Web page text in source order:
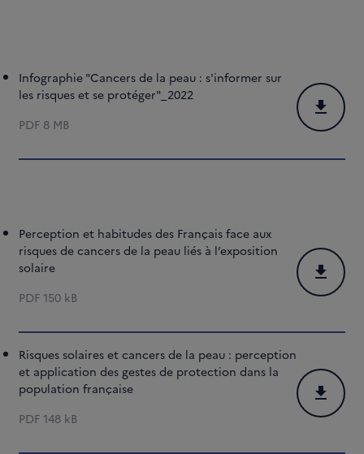
Infographie "Cancers de la peau : s'informer sur
les risques et se protéger"_2022
PDF 8 MB
Perception et habitudes des Français face aux
risques de cancers de la peau liés à l’exposition
solaire
PDF 150 kB
Risques solaires et cancers de la peau : perception
et application des gestes de protection dans la
population française
PDF 148 kB